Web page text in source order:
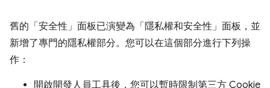
舊的「安全性」 面板已演變為「隱私權和安全性」 面板，並
新增了專門的隱私權部分。您可以在這個部分進行下列操
作：
開啟開發人員工具後，您可以暫時限制第三方 Cookie